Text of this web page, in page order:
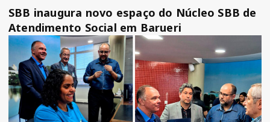
SBB inaugura novo espaço do Núcleo SBB de
Atendimento Social em Barueri